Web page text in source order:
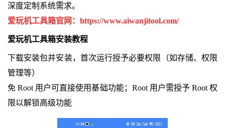
深度定制系统需求。
爱玩机工具箱官网：https://www.aiwanjitool.com/
爱玩机工具箱安装教程
下载安装包并安装，首次运行授予必要权限（如存储、权限
管理等）
免 Root 用户可直接使用基础功能；Root 用户需授予 Root 权
限以解锁高级功能